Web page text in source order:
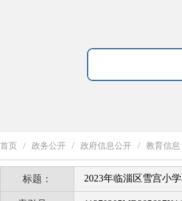
首页 / 政务公开 / 政府信息公开 / 教育信息
标题： 2023年临淄区雪宫小